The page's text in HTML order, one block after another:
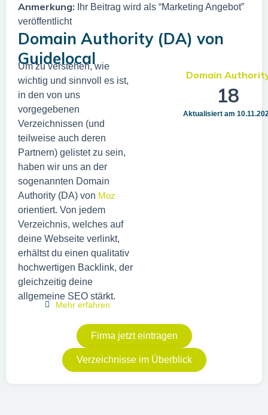
Anmerkung: Ihr Beitrag wird als “Marketing Angebot”
veröffentlicht
Domain Authority (DA) von
Guidelocal
Um zu verstehen, wie
wichtig und sinnvoll es ist,
in den von uns
vorgegebenen
Verzeichnissen (und
teilweise auch deren
Partnern) gelistet zu sein,
haben wir uns an der
sogenannten Domain
Authority (DA) von Moz
orientiert. Von jedem
Verzeichnis, welches auf
deine Webseite verlinkt,
erhältst du einen qualitativ
hochwertigen Backlink, der
gleichzeitig deine
allgemeine SEO stärkt.
Mehr erfahren
Domain
18
Aktualisiert am
Firma jetzt eintragen
Verzeichnisse im Überblick